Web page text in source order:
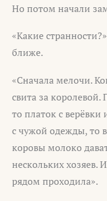
Но потом начали
«Какие
ближе.
«Сначала мелочи.
свита за
то платок с верёвки
с чужой одежды, то
коровы молоко
нескольких хозяев.
рядом проходила».